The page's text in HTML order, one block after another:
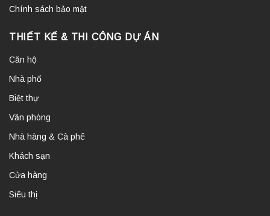
Chính sách bảo mật
THIẾT KẾ & THI CÔNG DỰ ÁN
Căn hộ
Nhà phố
Biệt thự
Văn phòng
Nhà hàng & Cà phê
Khách sạn
Cửa hàng
Siêu thị